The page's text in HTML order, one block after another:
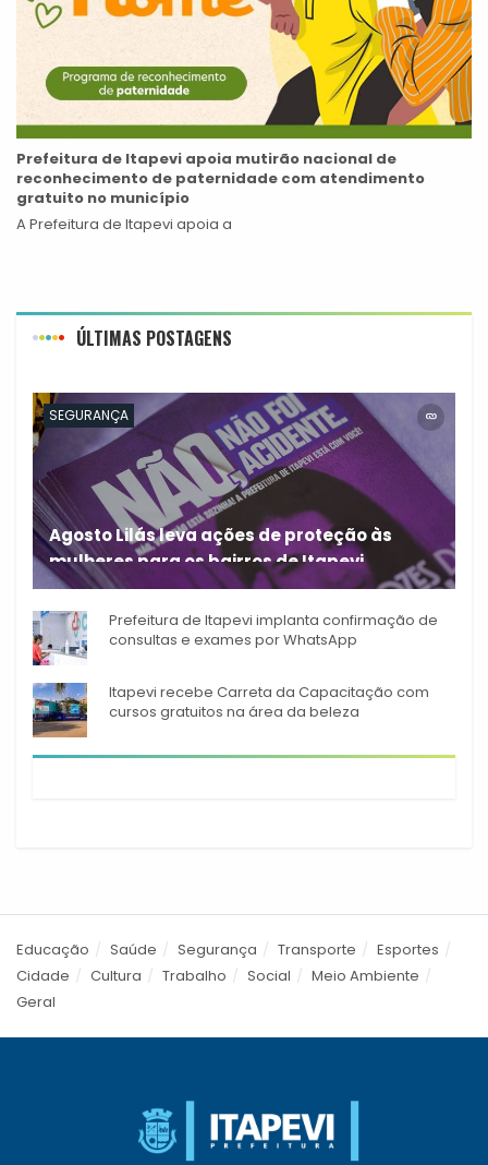
Prefeitura de Itapevi apoia mutirão nacional de
reconhecimento de paternidade com atendimento
gratuito no município
A Prefeitura de Itapevi apoia a
ÚLTIMAS POSTAGENS
SEGURANÇA
Agosto Lilás leva ações de proteção às
mulheres para os bairros de Itapevi
Durante o mês de agosto,
Prefeitura de Itapevi implanta confirmação de
consultas e exames por WhatsApp
Itapevi recebe Carreta da Capacitação com
cursos gratuitos na área da beleza
Educação Saúde Segurança Transporte
Esportes
Cidade
Cultura Trabalho Social
Meio Ambiente
Geral